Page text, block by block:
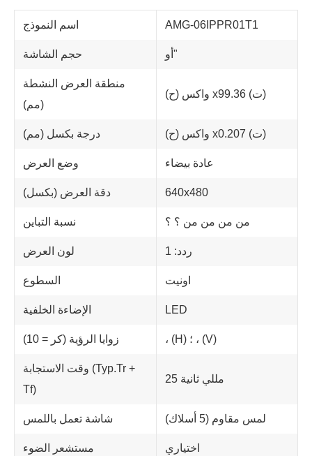
اسم النموذج AMG-06IPPR01T1
حجم الشاشة أو"
منطقة العرض النشطة
(مم)
واكس (ح) x99.36 (ت)
درجة بكسل (مم) واكس (ح) x0.207 (ت)
وضع العرض عادة بيضاء
دقة العرض (بكسل) 640x480
نسبة التباين من من من من ؟ ؟
لون العرض ردد: 1
السطوع اونيت
الإضاءة الخلفية LED
زوايا الرؤية (كر = 10) ، (H) ؛ ، (V)
وقت الاستجابة (Typ.Tr +
Tf)
25 مللي ثانية
شاشة تعمل باللمس لمس مقاوم (5 أسلاك)
مستشعر الضوء اختياري